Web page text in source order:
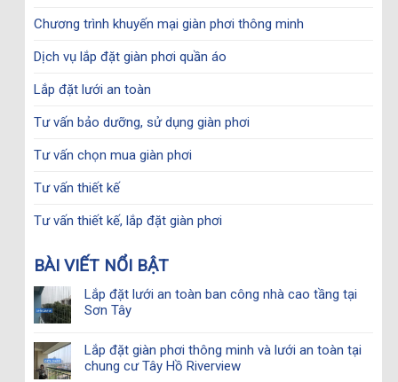
Chương trình khuyến mại giàn phơi thông minh
Dịch vụ lắp đặt giàn phơi quần áo
Lắp đặt lưới an toàn
Tư vấn bảo dưỡng, sử dụng giàn phơi
Tư vấn chọn mua giàn phơi
Tư vấn thiết kế
Tư vấn thiết kế, lắp đặt giàn phơi
BÀI VIẾT NỔI BẬT
Lắp đặt lưới an toàn ban công nhà cao tầng tại
Sơn Tây
Lắp đặt giàn phơi thông minh và lưới an toàn tại
chung cư Tây Hồ Riverview